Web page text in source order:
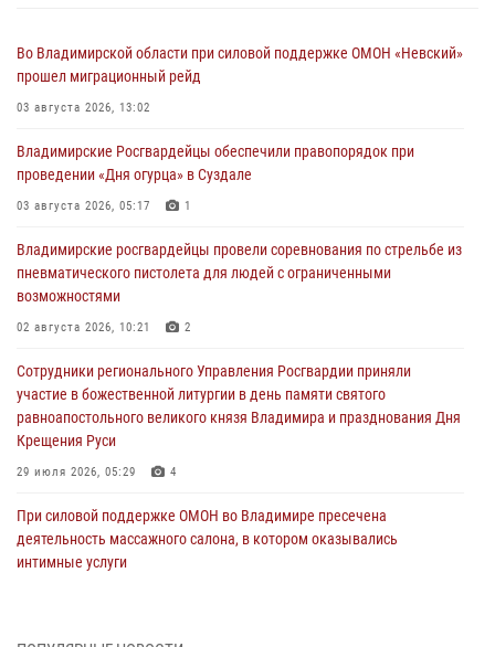
Во Владимирской области при силовой поддержке ОМОН «Невский»
прошел миграционный рейд
03 августа 2026, 13:02
Владимирские Росгвардейцы обеспечили правопорядок при
проведении «Дня огурца» в Суздале
03 августа 2026, 05:17 1
Владимирские росгвардейцы провели соревнования по стрельбе из
пневматического пистолета для людей с ограниченными
возможностями
02 августа 2026, 10:21 2
Сотрудники регионального Управления Росгвардии приняли
участие в божественной литургии в день памяти святого
равноапостольного великого князя Владимира и празднования Дня
Крещения Руси
29 июля 2026, 05:29 4
При силовой поддержке ОМОН во Владимире пресечена
деятельность массажного салона, в котором оказывались
интимные услуги